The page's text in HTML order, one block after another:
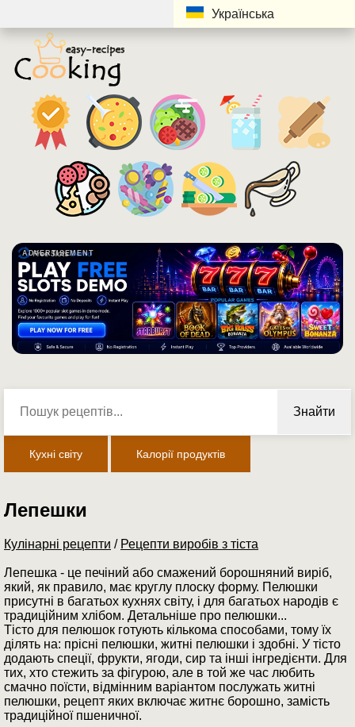
Українська
ADVERTISEMENT
Знайти
Кухні світу Калорії продуктів
Лепешки
Кулінарні рецепти / Рецепти виробів з тіста
Лепешка - це печіний або смажений борошняний виріб,
який, як правило, має круглу плоску форму. Пелюшки
присутні в багатьох кухнях світу, і для багатьох народів є
традиційним хлібом. Детальніше про пелюшки...
Тісто для пелюшок готують кількома способами, тому їх
ділять на: прісні пелюшки, житні пелюшки і здобні. У тісто
додають спеції, фрукти, ягоди, сир та інші інгредієнти. Для
тих, хто стежить за фігурою, але в той же час любить
смачно поїсти, відмінним варіантом послужать житні
пелюшки, рецепт яких включає житнє борошно, замість
традиційної пшеничної.